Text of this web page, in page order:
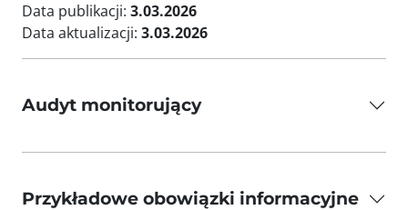
Data publikacji: 3.03.2026
Data aktualizacji: 3.03.2026
Audyt monitorujący
Przykładowe obowiązki informacyjne